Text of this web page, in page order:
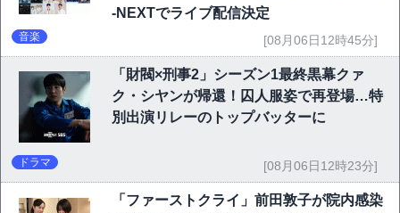
-NEXTでライブ配信決定
音楽 [08月06日12時45分]
「財閥×刑事2」シーズン1最終黒幕クァ
ク・シヤンが帰還！囚人服姿で再登場…特
別出演リレーのトップバッターに
ドラマ [08月06日12時23分]
「ファーストクライ」前田敦子が院内感染